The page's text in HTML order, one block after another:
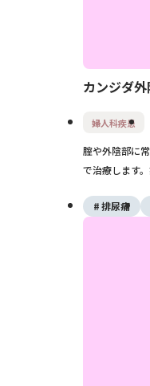
カンジダ
婦人科疾患
腟や外陰部に
で治療します
排尿痛